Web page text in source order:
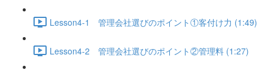
Lesson4-1 管理会社選びのポイント①客付け力 (1:49)
Lesson4-2 管理会社選びのポイント②管理料 (1:27)